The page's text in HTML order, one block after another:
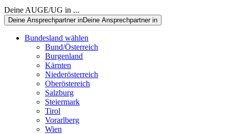
Deine AUGE/UG in ...
Deine Ansprechpartner inDeine Ansprechpartner in
Bundesland wählen
Bund/Österreich
Burgenland
Kärnten
Niederösterreich
Oberöstereich
Salzburg
Steiermark
Tirol
Vorarlberg
Wien